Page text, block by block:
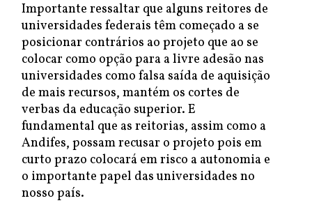
Importante ressaltar que alguns reitores de
universidades federais têm começado a se
posicionar contrários ao projeto que ao se
colocar como opção para a livre adesão nas
universidades como falsa saída de aquisição
de mais recursos, mantém os cortes de
verbas da educação superior. E
fundamental que as reitorias, assim como a
Andifes, possam recusar o projeto pois em
curto prazo colocará em risco a autonomia e
o importante papel das universidades no
nosso país.